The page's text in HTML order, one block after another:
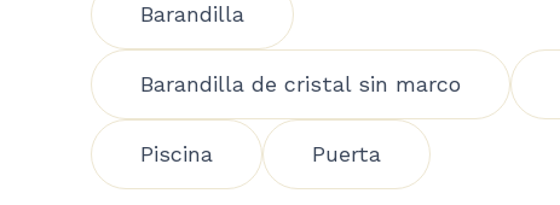
Barandilla
Barandilla de cristal sin marco
Piscina Puerta